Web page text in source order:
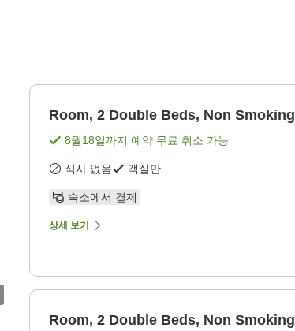
Room, 2 Double Beds, Non Smoking
8월18일까지 예약 무료 취소 가능
식사 없음 객실만
숙소에서 결제
상세 보기
Room, 2 Double Beds, Non Smoking